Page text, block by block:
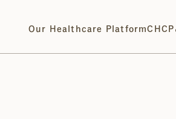
Our Healthcare PlatformCHCP